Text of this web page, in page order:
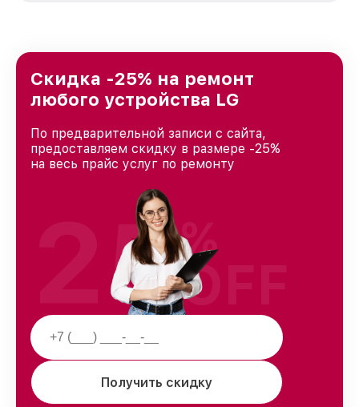
и лояльности наших клиентов.
Скидка -25% на ремонт
любого устройства LG
По предварительной записи с сайта,
предоставляем скидку в размере -25%
на весь прайс услуг по ремонту
Получить скидку
25%
OFF